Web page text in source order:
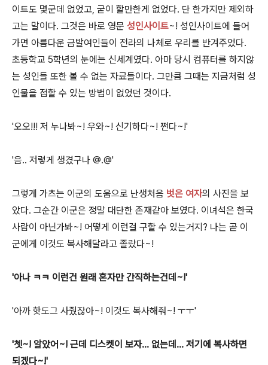
이트도 몇군데 없었고, 굳이 할만한게 없었다. 단 한가지만 제외하
고는 말이다. 그것은 바로 영문 성인사이트~! 성인사이트에 들어
가면 아름다운 금발여인들이 전라의 나체로 우리를 반겨주었다.
초등학교 5학년의 눈에는 신세계였다. 아마 당시 컴퓨터를 하지않
는 성인들 또한 볼 수 없는 자료들이다. 그만큼 그때는 지금처럼 성
인물을 접할 수 있는 방법이 없었던 것이다.
'오오!!! 저 누나봐~! 우와~! 신기하다~! 쩐다~!'
'음.. 저렇게 생겼구나 @.@'
그렇게 가츠는 이군의 도움으로 난생처음 벗은 여자의 사진을 보
았다. 그순간 이군은 정말 대단한 존재같아 보였다. 이녀석은 한국
사람이 아닌가봐~! 어떻게 이런걸 구할 수 있는거지? 나는 곧 이
군에게 이것도 복사해달라고 졸랐다~!
'아나 ㅋㅋ 이런건 원래 혼자만 간직하는건데~!'
'아까 핫도그 사줬잖아~! 이것도 복사해줘~! ㅜㅜ'
'쳇~! 알았어~! 근데 디스켓이 보자... 없는데... 저기에 복사하면
되겠다~!'